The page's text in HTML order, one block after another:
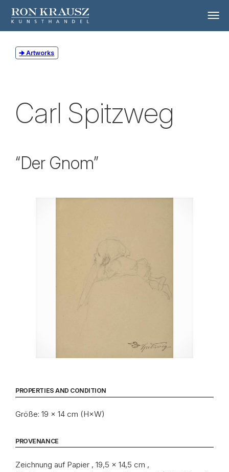
Artworks
Carl Spitzweg
“Der Gnom”
PROPERTIES AND CONDITION
Größe: 19 × 14 cm (H×W)
PROVENANCE
Zeichnung auf Papier , 19,5 x 14,5 cm ,